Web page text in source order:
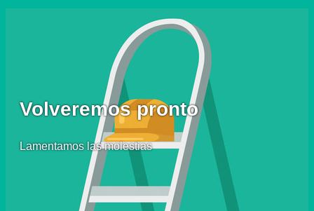
Volveremos pronto
Lamentamos las molestias